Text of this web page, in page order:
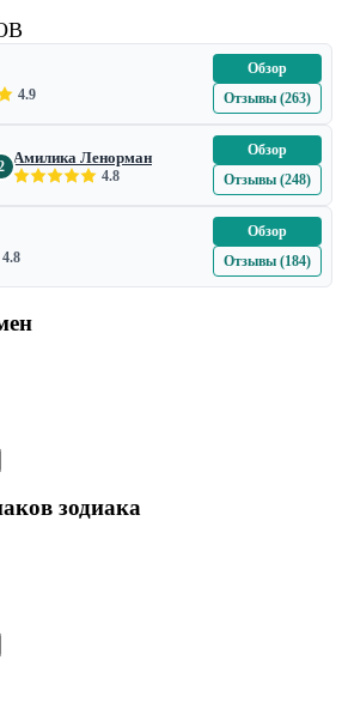
4.9
Обзор
Отзывы (263)
Амилика Ленорман
4.8
Обзор
Отзывы (248)
4.8
Обзор
Отзывы (184)
зодиака